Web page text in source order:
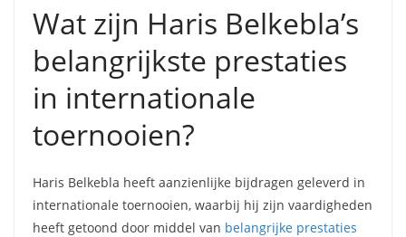
Wat zijn Haris Belkebla’s
belangrijkste prestaties
in internationale
toernooien?
Haris Belkebla heeft aanzienlijke bijdragen geleverd in
internationale toernooien, waarbij hij zijn vaardigheden
heeft getoond door middel van belangrijke prestaties